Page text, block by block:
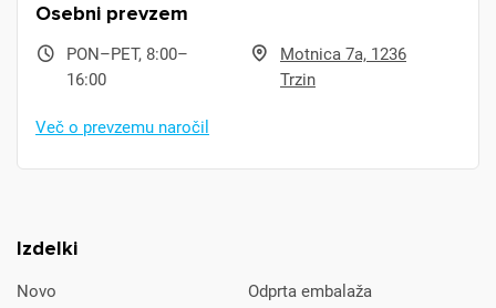
Izdelki
Novo
Odprta embalaža
Osebni prevzem
PON–PET, 8:00–
16:00
Motnica 7a, 1236
Trzin
Več o prevzemu naročil